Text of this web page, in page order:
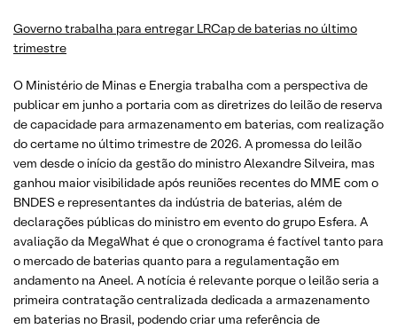
Governo trabalha para entregar LRCap de baterias no último
trimestre
O Ministério de Minas e Energia trabalha com a perspectiva de
publicar em junho a portaria com as diretrizes do leilão de reserva
de capacidade para armazenamento em baterias, com realização
do certame no último trimestre de 2026. A promessa do leilão
vem desde o início da gestão do ministro Alexandre Silveira, mas
ganhou maior visibilidade após reuniões recentes do MME com o
BNDES e representantes da indústria de baterias, além de
declarações públicas do ministro em evento do grupo Esfera. A
avaliação da MegaWhat é que o cronograma é factível tanto para
o mercado de baterias quanto para a regulamentação em
andamento na Aneel. A notícia é relevante porque o leilão seria a
primeira contratação centralizada dedicada a armazenamento
em baterias no Brasil, podendo criar uma referência de